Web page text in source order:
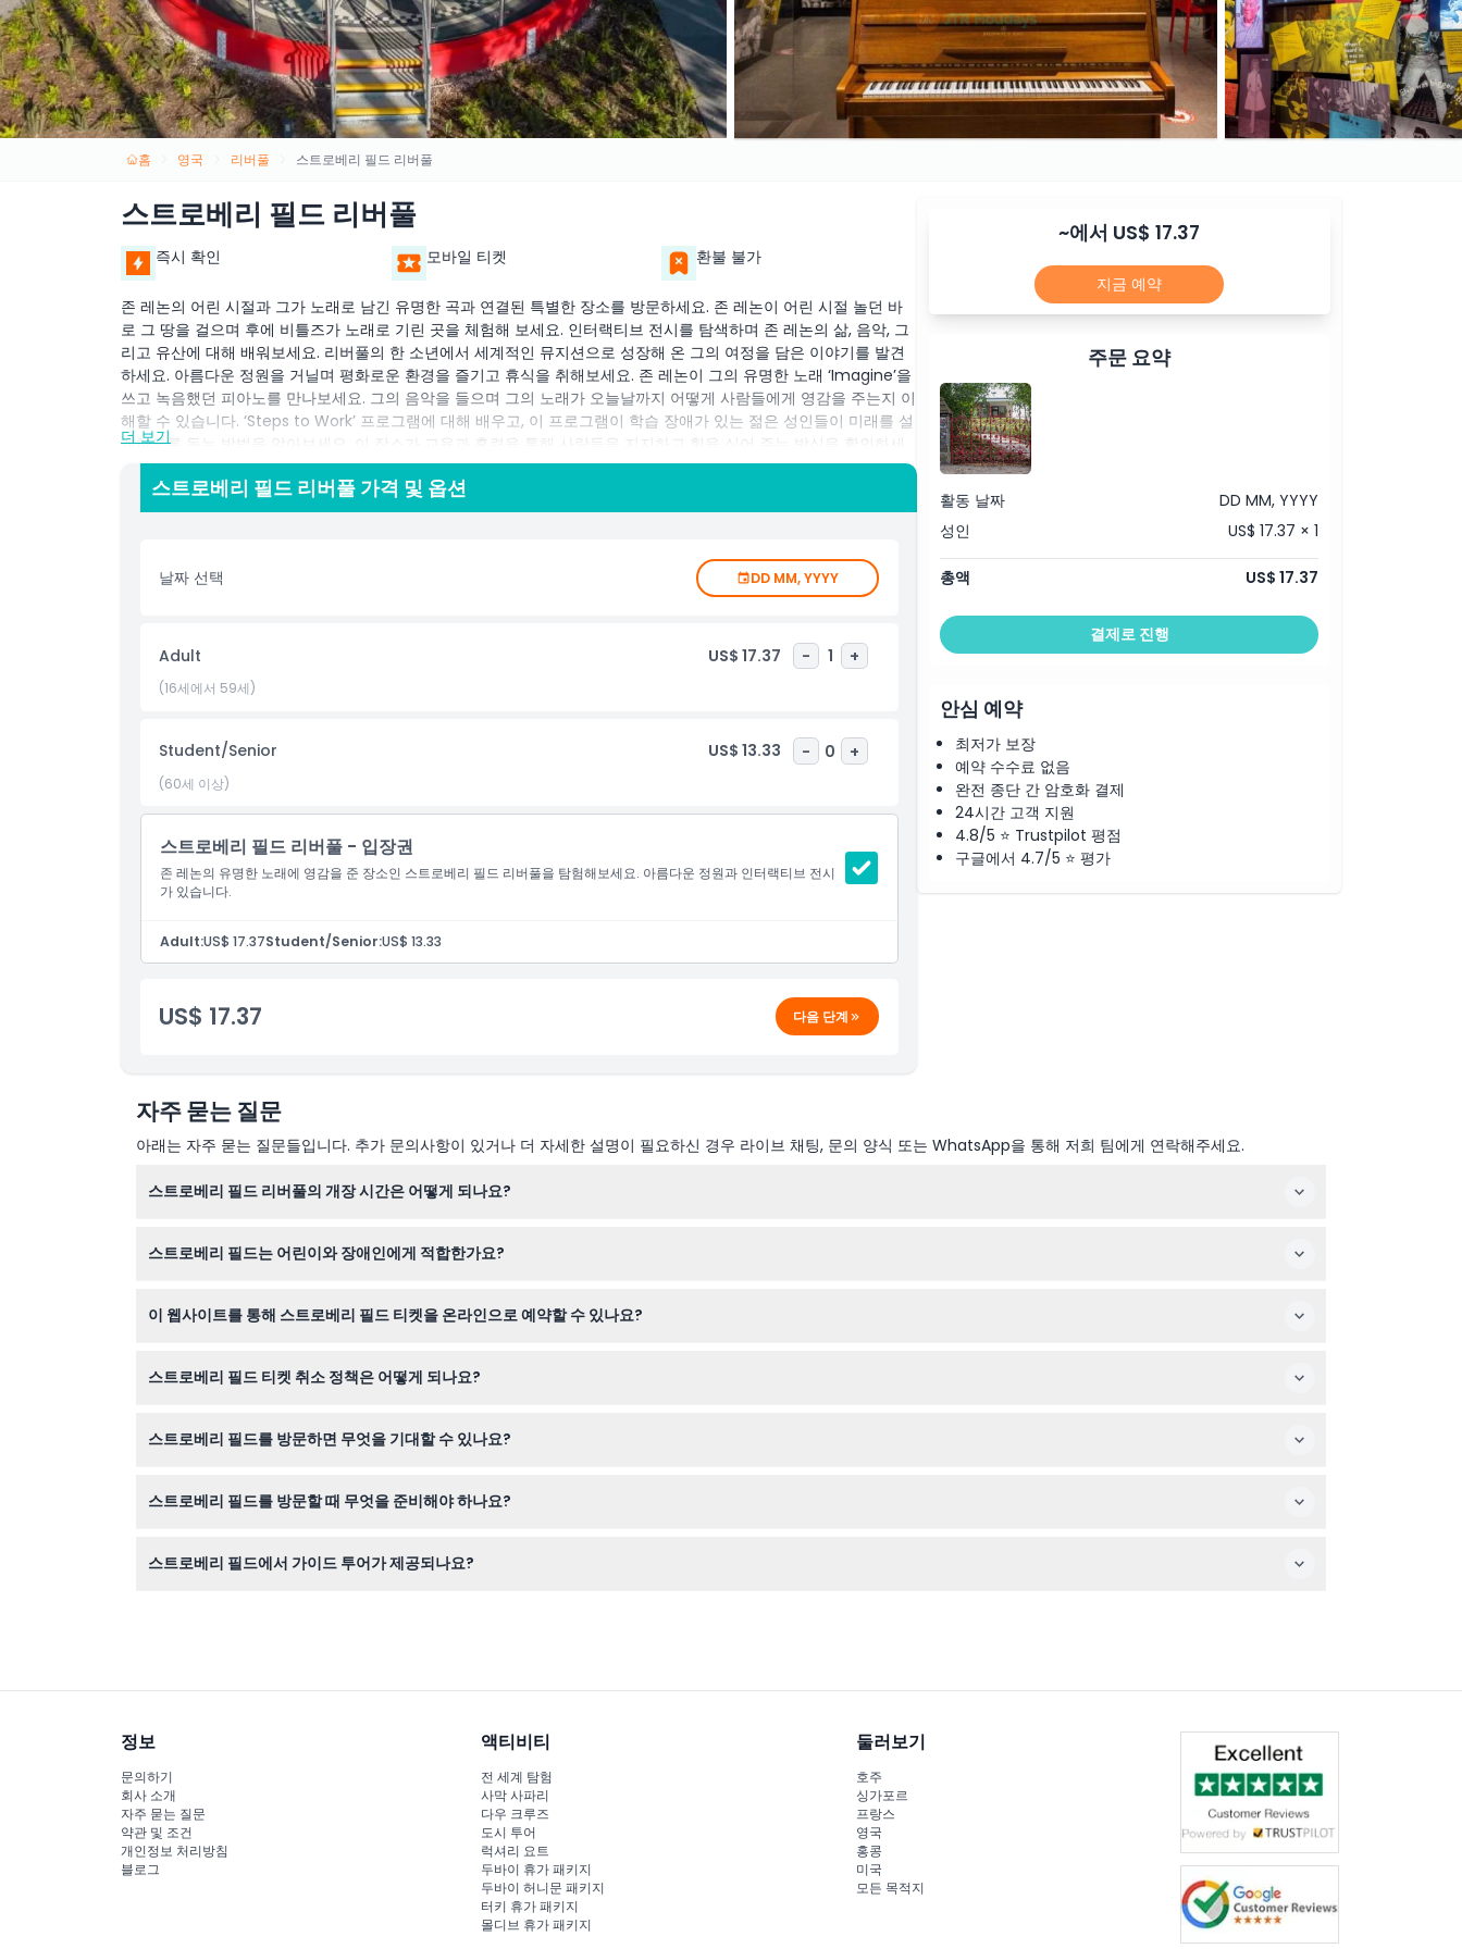
홈 영국 리버풀 스트로베리 필드 리버풀
스트로베리 필드 리버풀
즉시 확인 모바일 티켓 환불 불가
존 레논의 어린 시절과 그가 노래로 남긴 유명한 곡과 연결된 특별한 장소를 방문하세요. 존 레논이 어린 시절 놀던 바
로 그 땅을 걸으며 후에 비틀즈가 노래로 기린 곳을 체험해 보세요. 인터랙티브 전시를 탐색하며 존 레논의 삶, 음악, 그
리고 유산에 대해 배워보세요. 리버풀의 한 소년에서 세계적인 뮤지션으로 성장해 온 그의 여정을 담은 이야기를 발견
하세요. 아름다운 정원을 거닐며 평화로운 환경을 즐기고 휴식을 취해보세요. 존 레논이 그의 유명한 노래 ‘Imagine’을
쓰고 녹음했던 피아노를 만나보세요. 그의 음악을 들으며 그의 노래가 오늘날까지 어떻게 사람들에게 영감을 주는지 이
해할 수 있습니다. ‘Steps to Work’ 프로그램에 대해 배우고, 이 프로그램이 학습 장애가 있는 젊은 성인들이 미래를 설
계하도록 돕는 방법을 알아보세요. 이 장소가 교육과 훈련을 통해 사람들을 지지하고 힘을 실어 주는 방식을 확인하세
요. 이 방문은 비틀즈 팬, 음악 애호가, 그리고 존 레논의 이야기에 관심 있는 모든 분들께 완벽한 경험입니다. 위대한 뮤
지션 중 한 명의 역사, 음악, 영향력을 직접 체험해 보세요!
아동 성인 정책
포함되지 않는 사항
운영 시간
알아야 할 사항
위치
더 보기
스트로베리 필드 리버풀 가격 및 옵션
날짜 선택 DD MM, YYYY
Adult US$ 17.37 - 1 +
(16세에서 59세)
Student/Senior US$ 13.33 - 0 +
(60세 이상)
스트로베리 필드 리버풀 - 입장권
존 레논의 유명한 노래에 영감을 준 장소인 스트로베리 필드 리버풀을 탐험해보세요. 아름다운 정원과 인터랙티브 전시
가 있습니다.
Adult:US$ 17.37Student/Senior:US$ 13.33
US$ 17.37 다음 단계
~에서 US$ 17.37
지금 예약
주문 요약
활동 날짜
DD MM, YYYY
성인
US$ 17.37 × 1
총액 US$ 17.37
결제로 진행
안심 예약
최저가 보장
예약 수수료 없음
완전 종단 간 암호화 결제
24시간 고객 지원
4.8/5 ⭐ Trustpilot 평점
구글에서 4.7/5 ⭐ 평가
자주 묻는 질문
아래는 자주 묻는 질문들입니다. 추가 문의사항이 있거나 더 자세한 설명이 필요하신 경우 라이브 채팅, 문의 양식 또는 WhatsApp을 통해 저희 팀에게 연락해주세요.
스트로베리 필드 리버풀의 개장 시간은 어떻게 되나요?
월요일은 휴무이며(변동 가능하니 예약 시 확인 부탁드립니다).
스트로베리 필드는 어린이와 장애인에게 적합한가요?
료 입장을 제공합니다.
이 웹사이트를 통해 스트로베리 필드 티켓을 온라인으로 예약할 수 있나요?
스트로베리 필드 티켓 취소 정책은 어떻게 되나요?
스트로베리 필드를 방문하면 무엇을 기대할 수 있나요?
오 가이드도 체험을 더욱 풍부하게 해줍니다.
스트로베리 필드를 방문할 때 무엇을 준비해야 하나요?
스트로베리 필드에서 가이드 투어가 제공되나요?
정보
문의하기
회사 소개
자주 묻는 질문
약관 및 조건
개인정보 처리방침
블로그
액티비티
전 세계 탐험
사막 사파리
다우 크루즈
도시 투어
럭셔리 요트
두바이 휴가 패키지
두바이 허니문 패키지
터키 휴가 패키지
몰디브 휴가 패키지
둘러보기
호주
싱가포르
프랑스
영국
홍콩
미국
모든 목적지